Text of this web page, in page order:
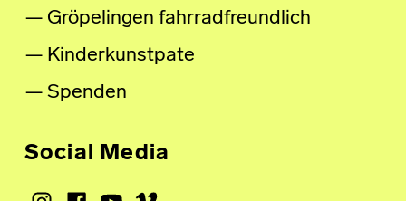
Gröpelingen fahrradfreundlich
Kinderkunstpate
Spenden
Social Media
Instagram
Facebook
Youtube
Vimeo